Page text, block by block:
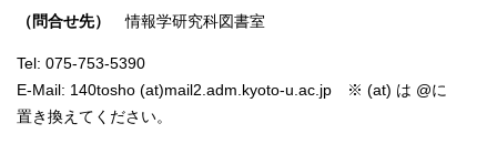
（問合せ先） 情報学研究科図書室
Tel: 075-753-5390
E-Mail: 140tosho (at)mail2.adm.kyoto-u.ac.jp ※ (at) は @に
置き換えてください。